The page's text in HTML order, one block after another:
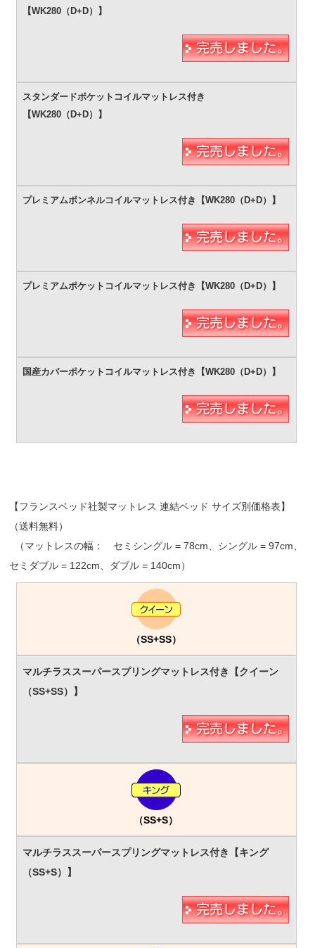
【フランスベッド社製マットレス 連結ベッド サイズ別価格表】
（送料無料）
（マットレスの幅： セミシングル = 78cm、シングル = 97cm、
セミダブル = 122cm、ダブル = 140cm）
（SS+SS）
（SS+S）